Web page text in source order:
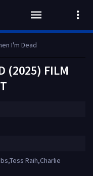
I'm Dead
(2025) FILM
Raih,Charlie